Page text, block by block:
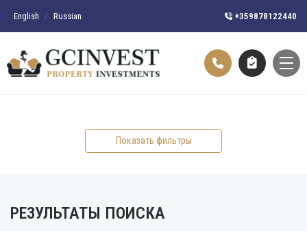
English / Russian +359878122440
Показать фильтры
РЕЗУЛЬТАТЫ ПОИСКА